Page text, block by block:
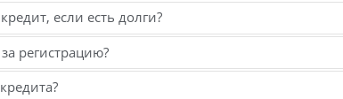
если есть долги?
регистрацию?